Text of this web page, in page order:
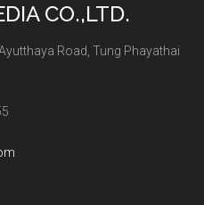
CO.,LTD.
Road, Tung Phayathai